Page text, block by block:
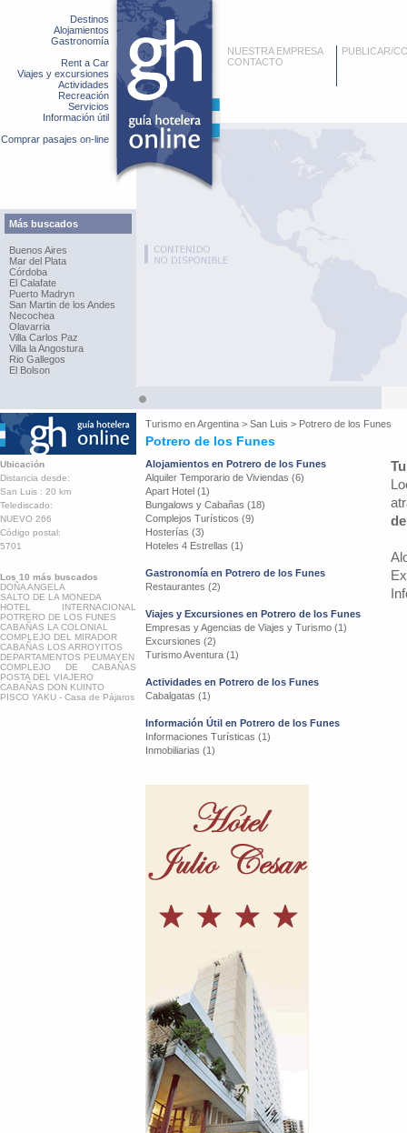
Destinos
Alojamientos
Gastronomía
Rent a Car
Viajes y excursiones
Actividades
Recreación
Servicios
Información útil
Comprar pasajes on-line
Más buscados
Buenos Aires
Mar del Plata
Córdoba
El Calafate
Puerto Madryn
San Martin de los Andes
Necochea
Olavarria
Villa Carlos Paz
Villa la Angostura
Rio Gallegos
El Bolson
NUESTRA EMPRESA
CONTACTO
PUBLICAR/
Turismo enArgentina > San Luis > Potrero de los Funes
Potrero de los Funes
Ubicación
Distancia desde:
San Luis : 20 km
Telediscado:
NUEVO 266
Código postal:
5701
Los 10 más buscados
DOÑA ANGELA
SALTO DE LA MONEDA
HOTEL INTERNACIONAL
POTRERO DE LOS FUNES
CABAÑAS LA COLONIAL
COMPLEJO DEL MIRADOR
CABAÑAS LOS ARROYITOS
DEPARTAMENTOS PEUMAYEN
COMPLEJO DE CABAÑAS
POSTA DEL VIAJERO
CABAÑAS DON KUINTO
PISCO YAKU - Casa de Pájaros
Alojamientos en Potrero de los Funes
Alquiler Temporario de Viviendas (6)
Apart Hotel (1)
Bungalows y Cabañas (18)
Complejos Turísticos (9)
Hosterías (3)
Hoteles 4 Estrellas (1)
Gastronomía en Potrero de los Funes
Restaurantes (2)
Viajes y Excursiones en Potrero de los Funes
Empresas y Agencias de Viajes y Turismo (1)
Excursiones (2)
Turismo Aventura (1)
Actividades en Potrero de los Funes
Cabalgatas (1)
Información Útil en Potrero de los Funes
Informaciones Turísticas (1)
Inmobiliarias (1)